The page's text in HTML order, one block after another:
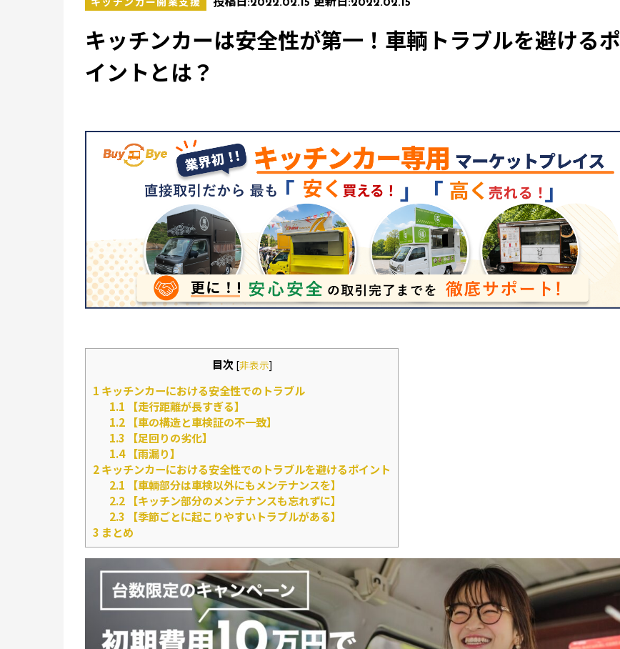
投稿日:2022.02.15 更新日:2022.02.15
キッチンカーは安全性が第一！車輌トラブルを避けるポ
イントとは？
目次 [非表示]
1 キッチンカーにおける安全性でのトラブル
1.1 【走行距離が長すぎる】
1.2【車の構造と車検証の不一致】
1.3 【足回りの劣化】
1.4【雨漏り】
2キッチンカーにおける安全性でのトラブルを避けるポイント
2.1 【車輌部分は車検以外にもメンテナンスを】
2.2【キッチン部分のメンテナンスも忘れずに】
2.3 【季節ごとに起こりやすいトラブルがある】
3 まとめ